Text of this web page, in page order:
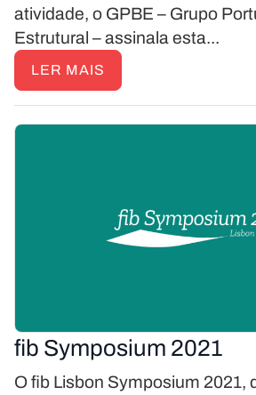
atividade, o GPBE – Grupo
Estrutural – assinala esta...
LER MAIS
fib Symposium 2021
O fib Lisbon Symposium 2021,